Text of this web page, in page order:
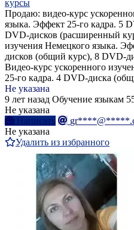
курсы
Продаю: видео-курс
языка. Эффект 25-го кадра. 5
DVD-дисков (расширенный
изучения Немецкого языка.
дисков (общий курс), 8 DVD-
Видео-курс ускоренного
25-го кадра. 4 DVD-диска
Не указана
9 лет назад Обучение языкам
Не указана
Написать
Не указана
Удалить из избранного